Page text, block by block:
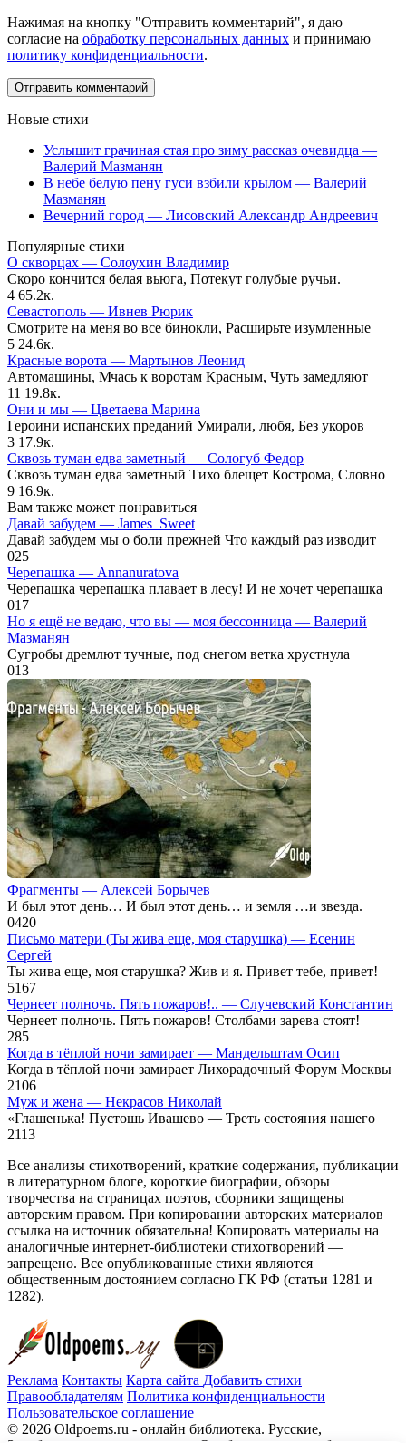
Нажимая на кнопку "Отправить комментарий", я даю
согласие на обработку персональных данных и принимаю
политику конфиденциальности.
Новые стихи
Услышит грачиная стая про зиму рассказ очевидца —
Валерий Мазманян
В небе белую пену гуси взбили крылом — Валерий
Мазманян
Вечерний город — Лисовский Александр Андреевич
Популярные стихи
О скворцах — Солоухин Владимир
Скоро кончится белая вьюга, Потекут голубые ручьи.
4 65.2к.
Севастополь — Ивнев Рюрик
Смотрите на меня во все бинокли, Расширьте изумленные
5 24.6к.
Красные ворота — Мартынов Леонид
Автомашины, Мчась к воротам Красным, Чуть замедляют
11 19.8к.
Они и мы — Цветаева Марина
Героини испанских преданий Умирали, любя, Без укоров
3 17.9к.
Сквозь туман едва заметный — Сологуб Федор
Сквозь туман едва заметный Тихо блещет Кострома, Словно
9 16.9к.
Вам также может понравиться
Давай забудем — James_Sweet
Давай забудем мы о боли прежней Что каждый раз изводит
025
Черепашка — Annanuratova
Черепашка черепашка плавает в лесу! И не хочет черепашка
017
Но я ещё не ведаю, что вы — моя бессонница — Валерий
Мазманян
Сугробы дремлют тучные, под снегом ветка хрустнула
013
Фрагменты — Алексей Борычев
И был этот день… И был этот день… и земля …и звезда.
0420
Письмо матери (Ты жива еще, моя старушка) — Есенин
Сергей
Ты жива еще, моя старушка? Жив и я. Привет тебе, привет!
5167
Чернеет полночь. Пять пожаров!.. — Случевский Константин
Чернеет полночь. Пять пожаров! Столбами зарева стоят!
285
Когда в тёплой ночи замирает — Мандельштам Осип
Когда в тёплой ночи замирает Лихорадочный Форум Москвы
2106
Муж и жена — Некрасов Николай
«Глашенька! Пустошь Ивашево — Треть состояния нашего
2113
Все анализы стихотворений, краткие содержания, публикации
в литературном блоге, короткие биографии, обзоры
творчества на страницах поэтов, сборники защищены
авторским правом. При копировании авторских материалов
ссылка на источник обязательна! Копировать материалы на
аналогичные интернет-библиотеки стихотворений —
запрещено. Все опубликованные стихи являются
общественным достоянием согласно ГК РФ (статьи 1281 и
1282).
Реклама Контакты Карта сайта Добавить стихи
Правообладателям Политика конфиденциальности
Пользовательское соглашение
© 2026 Oldpoems.ru - онлайн библиотека. Русские,